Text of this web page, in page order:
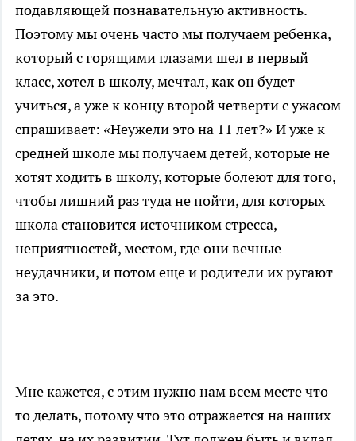
подавляющей познавательную активность.
Поэтому мы очень часто мы получаем ребенка,
который с горящими глазами шел в первый
класс, хотел в школу, мечтал, как он будет
учиться, а уже к концу второй четверти с ужасом
спрашивает: «Неужели это на 11 лет?» И уже к
средней школе мы получаем детей, которые не
хотят ходить в школу, которые болеют для того,
чтобы лишний раз туда не пойти, для которых
школа становится источником стресса,
неприятностей, местом, где они вечные
неудачники, и потом еще и родители их ругают
за это.
Мне кажется, с этим нужно нам всем месте что-
то делать, потому что это отражается на наших